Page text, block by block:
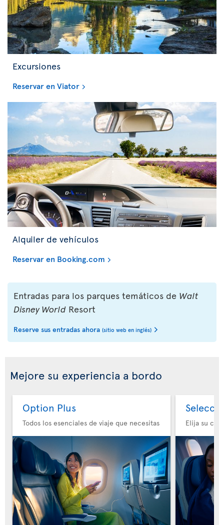
Excursiones
Reservar en Viator
Alquiler de vehículos
Reservar en Booking.com
Entradas para los parques temáticos de Walt
Disney World Resort
Reserve sus entradas ahora (sitio web en inglés)
Mejore su experiencia a bordo
Option Plus
Todos los esenciales de viaje que necesitas Elija su